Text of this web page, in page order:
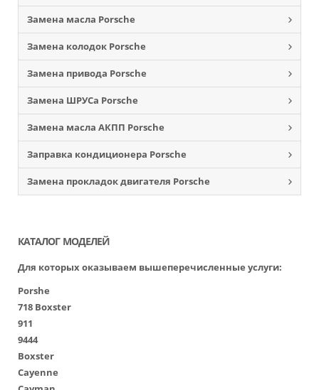
Замена масла Porsche
Замена колодок Porsche
Замена привода Porsche
Замена ШРУСа Porsche
Замена масла АКПП Porsche
Заправка кондиционера Porsche
Замена прокладок двигателя Porsche
КАТАЛОГ МОДЕЛЕЙ
Для которых оказываем вышеперечисленные услуги:
Porshe
718 Boxster
911
9444
Boxster
Cayenne